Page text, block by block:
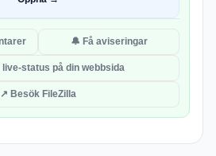
🔔 Få aviseringar
live-status på din webbsida
↗ Besök FileZilla